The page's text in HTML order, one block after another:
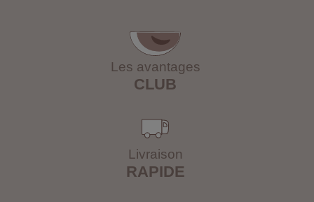
Les avantages
CLUB
Livraison
RAPIDE